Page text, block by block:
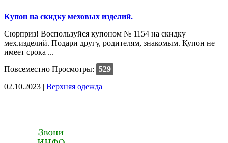
Купон на скидку меховых изделий.
Сюрприз! Воспользуйся купоном № 1154 на скидку
мех.изделий. Подари другу, родителям, знакомым. Купон не
имеет срока ...
Повсеместно Просмотры: 529
02.10.2023 | Верхняя одежда